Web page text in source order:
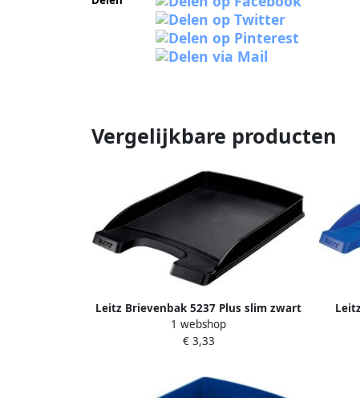
Vergelijkbare producten
Leitz Brievenbak 5237 Plus slim zwart
1 webshop
€ 3,33